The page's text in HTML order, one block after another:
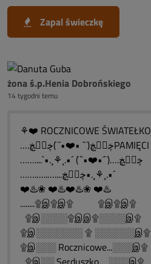
Zapal świeczkę
żona ś.p.Henia Dobrońskiego
14 tygodni temu
⚘❤️ ROCZNICOWE ŚWIATEŁKO
….ڿڰۣڿ(¨` •❤️•´¨)ڿڰۣڿPAMIĘCI
……....`•.¸⚘¸.•´ (¨`•❤️•´¨)….ڿڰۣڿ
…….…..…....ڿڰۣڿ•.¸⚘¸.•´
❤️♨️❀ ❤️♨️❤️♨️❀ ❤️♨️
........۩இ۩இ۩ ۩இ۩இ۩
۩இ░░░░۩இஇ۩░░░░இ۩
۩இ░░░░░░░ ۩ ░░░░░░இ۩
۩இ░░░ Rocznicowe...░░░இ۩